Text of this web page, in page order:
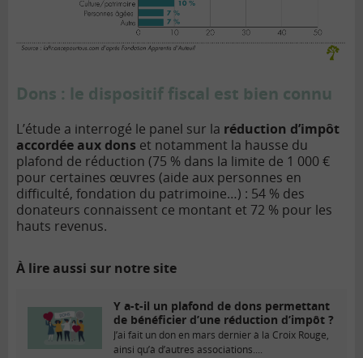
Dons : le dispositif fiscal est bien connu
L’étude a interrogé le panel sur la réduction d’impôt
accordée aux dons et notamment la hausse du
plafond de réduction (75 % dans la limite de 1 000 €
pour certaines œuvres (aide aux personnes en
difficulté, fondation du patrimoine…) : 54 % des
donateurs connaissent ce montant et 72 % pour les
hauts revenus.
À lire aussi sur notre site
Y a-t-il un plafond de dons permettant
de bénéficier d’une réduction d’impôt ?
J’ai fait un don en mars dernier à la Croix Rouge,
ainsi qu’à d’autres associations....